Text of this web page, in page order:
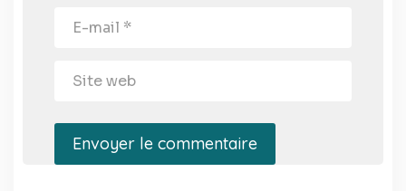
Envoyer le commentaire